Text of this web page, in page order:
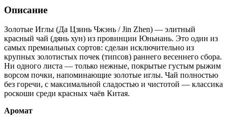
Описание
Золотые Иглы (Да Цзинь Чжэнь / Jin Zhen) — элитный
красный чай (дянь хун) из провинции Юньнань. Это один из
самых премиальных сортов: сделан исключительно из
крупных золотистых почек (типсов) раннего весеннего сбора.
Ни одного листа — только нежные, покрытые густым рыжим
ворсом почки, напоминающие золотые иглы. Чай полностью
без горечи, с максимальной сладостью и чистотой — классика
роскоши среди красных чаёв Китая.
Аромат